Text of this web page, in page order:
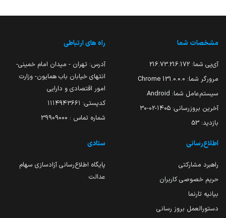
مشخصات شما
آی‌پی شما: 216.73.216.172
مرورگر شما: 131.0.0.0 Chrome
سیستم‌عامل شما: Android
آخرین بروزرسانی: ۱۴۰۵-۰۲-۳۰
بازدید: 53
راه های ارتباطی
آدرس: تهران - میدان امام خمینی-
انتهای خیابان باب همایون- وزارت
امور اقتصادی و دارایی
کدپستی: ۱۱۱۴۹۴۳۶۶۱
شماره تماس : 39909000
اطلاع‌رسانی
راهبرد مشارکتی
حریم خصوصی کاربران
بیانیه تارنما
دستورالعمل بروز رسانی
ستادی
پایگاه اطلاع‌رسانی آزادسازی سهام
عدالت